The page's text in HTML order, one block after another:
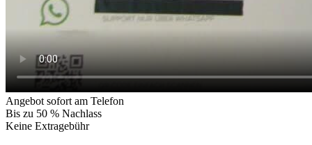
Angebot sofort am Telefon
Bis zu 50 % Nachlass
Keine Extragebühr